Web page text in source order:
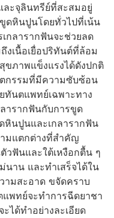
ะจุลินทรีย์ที่สะสมอยู่
ดหินปูนโดยทั่วไปที่เน้น
กลารากฟันจะช่วยลด
งเนื้อเยื่อปริทันต์ที่ล้อม
ขภาพแข็งแรงได้ดังปกติ
กรรมที่มีความซับซ้อน
ทันตแพทย์เฉพาะทาง
ารากฟันกับการขูด
หินปูนและเกลารากฟัน
มแตกต่างที่สำคัญ
วฟันและใต้เหงือกตื้น ๆ
นาน และทำเสร็จได้ใน
ามสะอาด ขจัดคราบ
พทย์จะทำการฉีดยาชา
ได้ทำอย่างละเอียด